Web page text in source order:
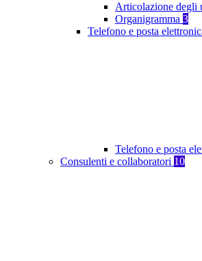
Articolazione degli
Organigramma 3
Telefono e posta
Telefono e posta
Consulenti e collaboratori 10